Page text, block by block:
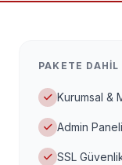
PAKETE
Kurumsal &
Admin
SSL